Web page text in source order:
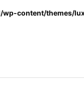
content/themes/